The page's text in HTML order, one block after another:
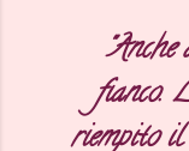
fianco.
riempito il